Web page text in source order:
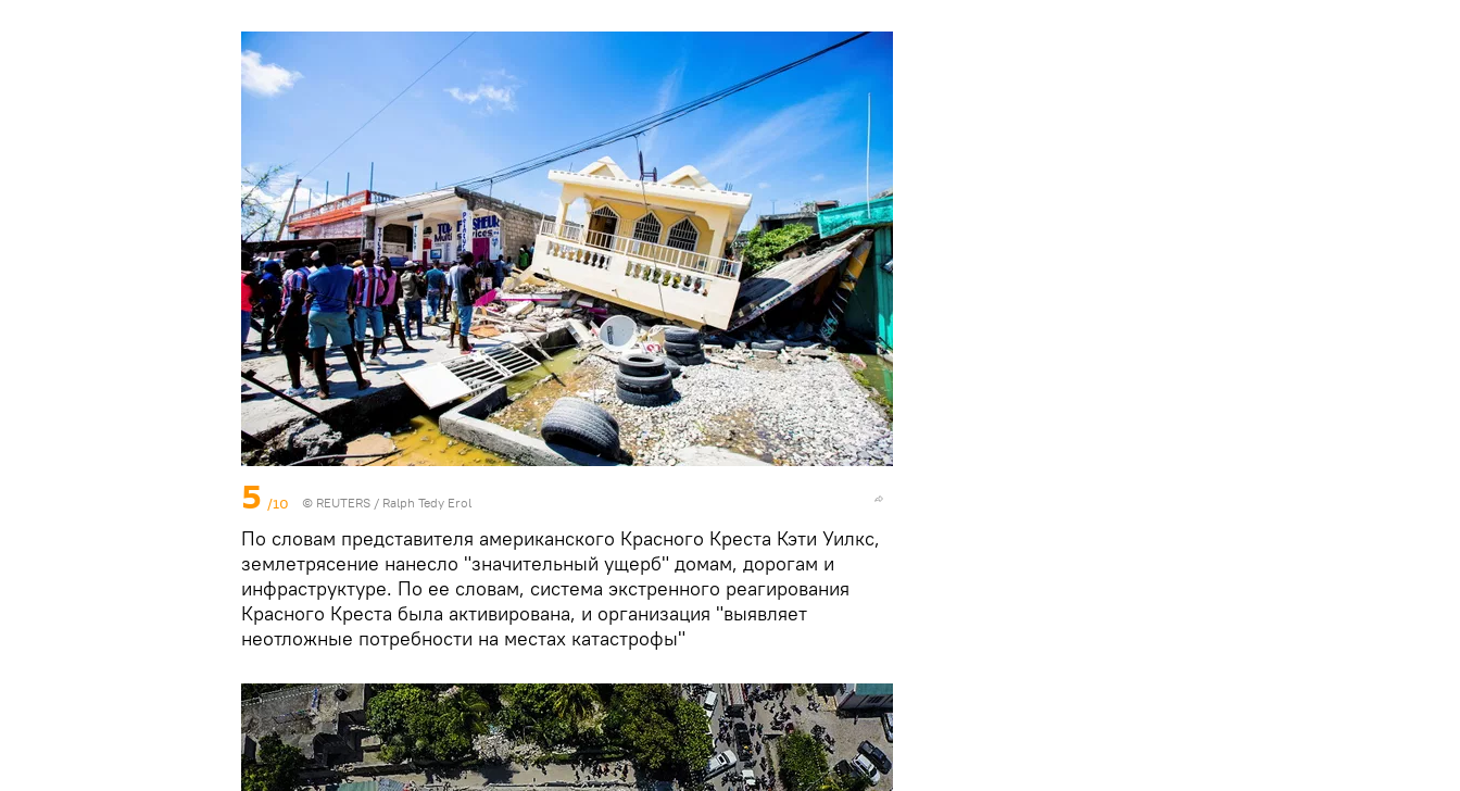
5 /10 © REUTERS / Ralph Tedy Erol
По словам представителя американского Красного Креста Кэти Уилкс,
землетрясение нанесло "значительный ущерб" домам, дорогам и
инфраструктуре. По ее словам, система экстренного реагирования
Красного Креста была активирована, и организация "выявляет
неотложные потребности на местах катастрофы"